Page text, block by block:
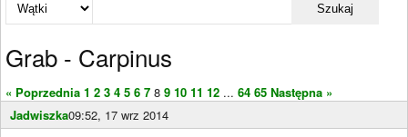
Szukaj
Grab - Carpinus
« Poprzednia 1 2 3 4 5 6 7 8 9 10 11 12 ... 64 65 Następna »
Jadwiszka09:52, 17 wrz 2014